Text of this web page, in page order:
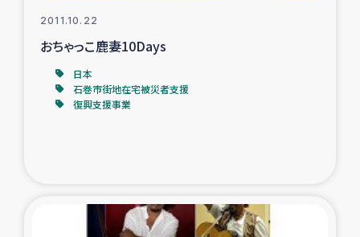
2011.10.22
おちゃっこ鹿妻10Days
日本
石巻市街地在宅被災者支援
復興支援事業